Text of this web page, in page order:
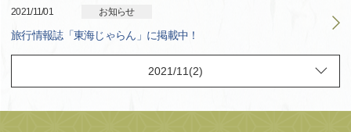
2021/11/01 お知らせ
旅行情報誌「東海じゃらん」に掲載中！